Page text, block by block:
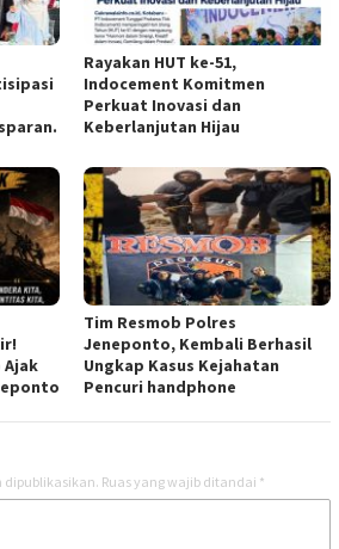
Rayakan HUT ke-51,
Indocement Komitmen
Perkuat Inovasi dan
Keberlanjutan Hijau
Ajak
Tim Resmob Polres
Jeneponto, Kembali Berhasil
Ungkap Kasus Kejahatan
Pencuri handphone
Ruas yang wajib ditandai *